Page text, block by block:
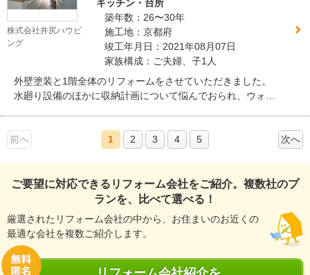
株式会社井尻ハウビ
ング
キッチン・台所
築年数：26〜30年
施工地：京都府
竣工年月日：2021年08月07日
家族構成：ご夫婦、子1人
外壁塗装と1階全体のリフォームをさせていただきました。
水廻り設備のほかに収納計画について悩んでおられ、ウォー
前へ
1 2 3 4 5 次へ
ご要望に対応できるリフォーム会社をご紹介。複数社のプ
ランを、比べて選べる！
厳選されたリフォーム会社の中から、お住まいのお近くの
最適な会社を複数ご紹介します。